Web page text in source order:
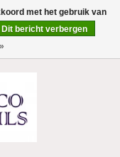
0 Artikelen - €0,00
met het gebruik van
Dit bericht verbergen